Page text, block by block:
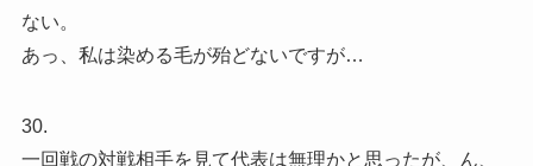
ない。
あっ、私は染める毛が殆どないですが…
30.
一回戦の対戦相手を見て代表は無理かと思ったが、ん、